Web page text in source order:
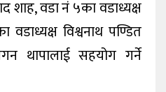
शाह, वडा नं ५का वडाध्यक्ष
वडाध्यक्ष विश्वनाथ पण्डित
थापालाई सहयोग गर्ने